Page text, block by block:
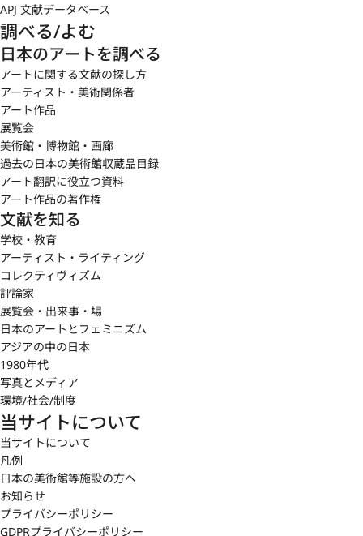
APJ 文献データベース
調べる/よむ
日本のアートを調べる
アートに関する文献の探し方
アーティスト・美術関係者
アート作品
展覧会
美術館・博物館・画廊
過去の日本の美術館収蔵品目録
アート翻訳に役立つ資料
アート作品の著作権
文献を知る
学校・教育
アーティスト・ライティング
コレクティヴィズム
評論家
展覧会・出来事・場
日本のアートとフェミニズム
アジアの中の日本
1980年代
写真とメディア
環境/社会/制度
当サイトについて
当サイトについて
凡例
日本の美術館等施設の方へ
お知らせ
プライバシーポリシー
GDPRプライバシーポリシー